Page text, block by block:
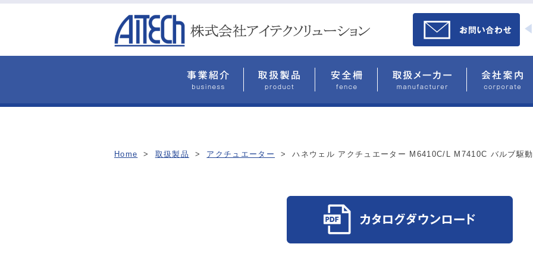
Home > 取扱製品 > アクチュエーター > ハネウェル アクチュエーター M6410C/L M7410C バルブ駆